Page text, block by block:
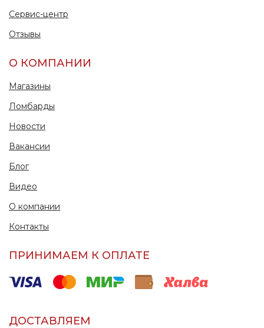
Сервис-центр
Отзывы
О КОМПАНИИ
Магазины
Ломбарды
Новости
Вакансии
Блог
Видео
О компании
Контакты
ПРИНИМАЕМ К ОПЛАТЕ
ДОСТАВЛЯЕМ